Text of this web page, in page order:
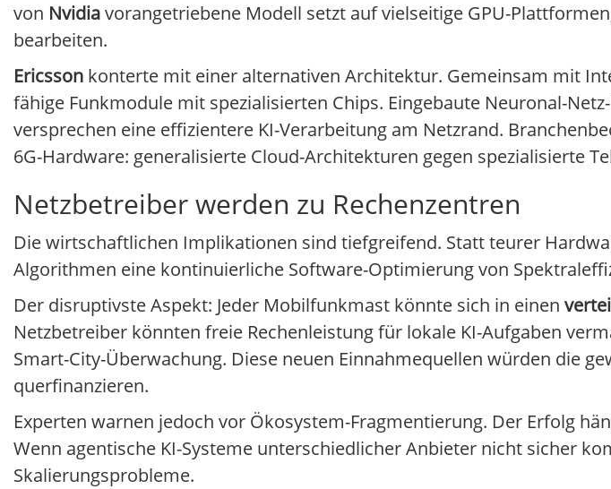
von Nvidiavorangetriebene Modell setzt auf vielseitige GPU-
bearbeiten.
Ericsson konterte mit einer alternativen Architektur. Gemeinsam mit
fähige Funkmodule mit spezialisierten Chips. Eingebaute Neuronal-
versprechen eine effizientere KI-Verarbeitung am Netzrand.
6G-Hardware: generalisierte Cloud-Architekturen gegen spezialisierte
Netzbetreiber werden zu Rechenzentren
Die wirtschaftlichen Implikationen sind tiefgreifend. Statt teurer
Algorithmen eine kontinuierliche Software-Optimierung von
Der disruptivste Aspekt: Jeder Mobilfunkmast könnte sich in einen
Netzbetreiber könnten freie Rechenleistung für lokale KI-Aufgaben
Smart-City-Überwachung. Diese neuen Einnahmequellen würden die
querfinanzieren.
Experten warnen jedoch vor Ökosystem-Fragmentierung. Der Erfolg
Wenn agentische KI-Systeme unterschiedlicher Anbieter nicht sicher
Skalierungsprobleme.